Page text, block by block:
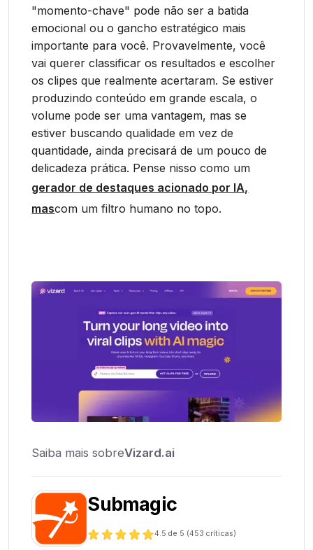
"momento-chave" pode não ser a batida
emocional ou o gancho estratégico mais
importante para você. Provavelmente, você
vai querer classificar os resultados e escolher
os clipes que realmente acertaram. Se estiver
produzindo conteúdo em grande escala, o
volume pode ser uma vantagem, mas se
estiver buscando qualidade em vez de
quantidade, ainda precisará de um pouco de
delicadeza prática. Pense nisso como um
gerador de destaques acionado por IA,
mascom um filtro humano no topo.
Saiba mais sobreVizard.ai
Submagic
4.5 de 5 (453 críticas)